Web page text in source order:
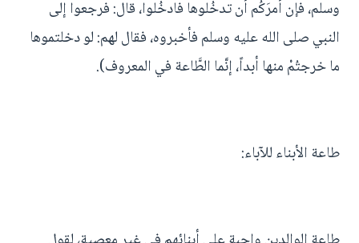
وسلم، فإن أمرَكُم أن تدخُلوها فادخُلوا، قال: فرجعوا إلى
النبي صلى الله عليه وسلم فأخبروه، فقال لهم: لو دخلتموها
ما خرجتُمْ منها أبداً، إنَّما الطَّاعة في المعروف).
طاعة الأبناء للآباء: